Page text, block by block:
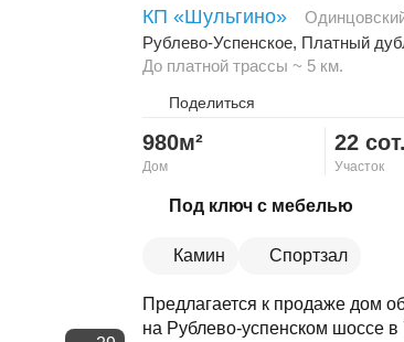
КП «Шульгино»
Рублево-Успенское, Платный
До платной трассы ~ 5 км.
Поделиться
Скопировать ссылку
980м²
Дом
22 сот.
Участок
Под ключ с мебелью
Камин Спортзал
Предлагается к продаже дом
на Рублево-успенском шоссе